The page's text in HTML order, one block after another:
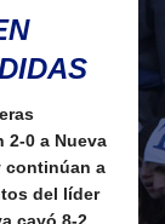
2-0 a Nueva
continúan a
del líder
cayó 8-2